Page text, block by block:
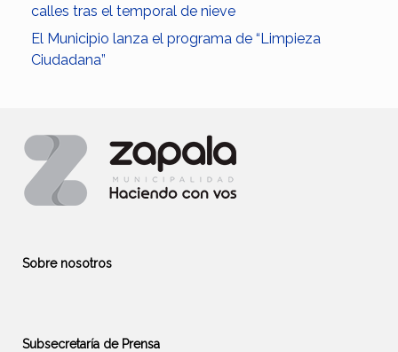
calles tras el temporal de nieve
El Municipio lanza el programa de “Limpieza
Ciudadana”
Sobre nosotros
Subsecretaría de Prensa